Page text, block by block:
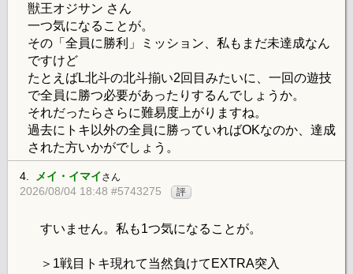
獣王オジサン さん
一つ気になることが。
その「全員に勝利」ミッション、私もまだ未達成なん
ですけど
たとえばL北斗の北斗揃い2回目みたいに、一回の遊技
で全員に勝つ必要があったりするんでしょうか。
それだったらさらに難易度上がりますね。
過去にトキ以外の全員に勝っていればOKなのか、達成
された方いかがでしょう。
4. メイ・イマイ さん
2026/08/04 18:48 #5743275 評
すいません。私も1つ気になることが。
＞1戦目トキ現れて当然負けてEXTRA突入